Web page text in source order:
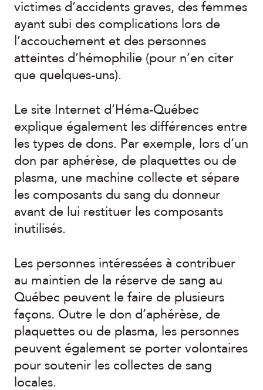
victimes d’accidents graves, des femmes
ayant subi des complications lors de
l’accouchement et des personnes
atteintes d’hémophilie (pour n’en citer
que quelques-uns).
Le site Internet d’Héma-Québec
explique également les différences entre
les types de dons. Par exemple, lors d’un
don par aphérèse, de plaquettes ou de
plasma, une machine collecte et sépare
les composants du sang du donneur
avant de lui restituer les composants
inutilisés.
Les personnes intéressées à contribuer
au maintien de la réserve de sang au
Québec peuvent le faire de plusieurs
façons. Outre le don d’aphérèse, de
plaquettes ou de plasma, les personnes
peuvent également se porter volontaires
pour soutenir les collectes de sang
locales.